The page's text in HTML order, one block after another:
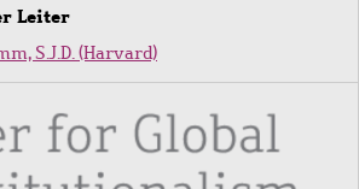
Leiter
S.J.D. (Harvard)